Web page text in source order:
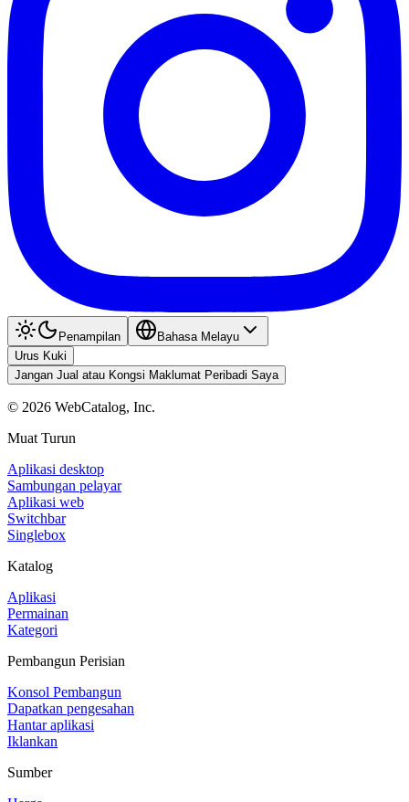
Penampilan
Bahasa Melayu
Urus Kuki
Jangan Jual atau Kongsi Maklumat Peribadi Saya
© 2026 WebCatalog, Inc.
Muat Turun
Aplikasi desktop
Sambungan pelayar
Aplikasi web
Switchbar
Singlebox
Katalog
Aplikasi
Permainan
Kategori
Pembangun Perisian
Konsol Pembangun
Dapatkan pengesahan
Hantar aplikasi
Iklankan
Sumber